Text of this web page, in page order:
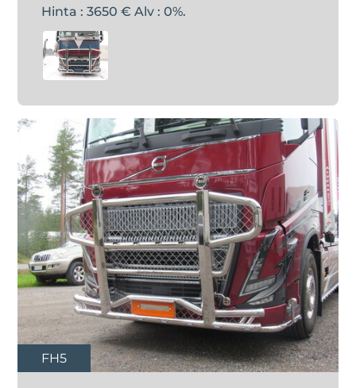
Hinta : 3650 € Alv : 0%.
FH5